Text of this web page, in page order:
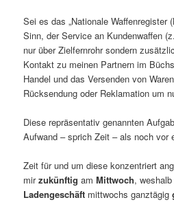
Sei es das „Nationale Waffenregister
Sinn, der Service an Kundenwaffen
nur über Zielfernrohr sondern
Kontakt zu meinen Partnern im
Handel und das Versenden von
Rücksendung oder Reklamation um
Diese repräsentativ genannten
Aufwand – sprich Zeit – als noch vor
Zeit für und um diese konzentriert
mirzukünftig amMittwoch,
Ladengeschäft mittwochs ganztägig